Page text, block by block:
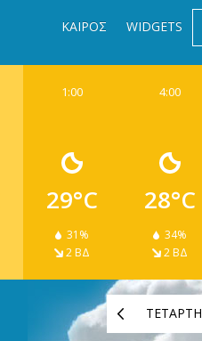
ΚΑΙΡΟΣ WIDGETS
4:00
28°C
34%
2 ΒΔ
1:00
29°C
31%
2 ΒΔ
ΤΕΤΑΡΤΗ